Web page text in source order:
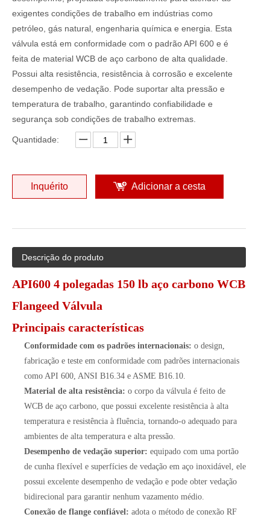
exigentes condições de trabalho em indústrias como
petróleo, gás natural, engenharia química e energia. Esta
válvula está em conformidade com o padrão API 600 e é
feita de material WCB de aço carbono de alta qualidade.
Possui alta resistência, resistência à corrosão e excelente
desempenho de vedação. Pode suportar alta pressão e
temperatura de trabalho, garantindo confiabilidade e
segurança sob condições de trabalho extremas.
Quantidade:
Inquérito Adicionar a cesta
Descrição do produto
API600 4 polegadas 150 lb aço carbono WCB
Flangeed Válvula
Principais características
Conformidade com os padrões internacionais: o design,
fabricação e teste em conformidade com padrões internacionais
como API 600, ANSI B16.34 e ASME B16.10.
Material de alta resistência: o corpo da válvula é feito de
WCB de aço carbono, que possui excelente resistência à alta
temperatura e resistência à fluência, tornando-o adequado para
ambientes de alta temperatura e alta pressão.
Desempenho de vedação superior: equipado com uma portão
de cunha flexível e superfícies de vedação em aço inoxidável, ele
possui excelente desempenho de vedação e pode obter vedação
bidirecional para garantir nenhum vazamento médio.
Conexão de flange confiável: adota o método de conexão RF